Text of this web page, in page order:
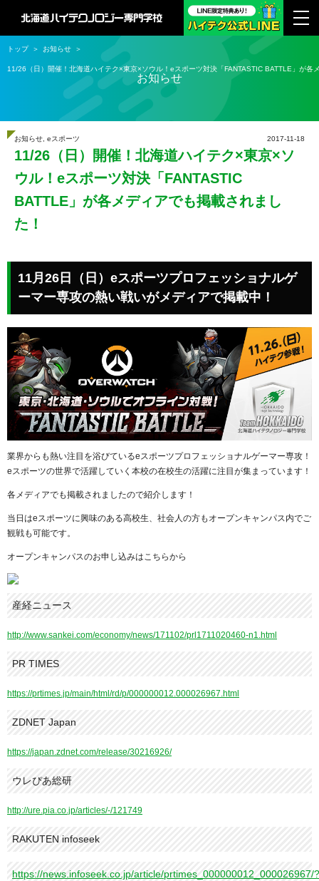
お知らせ
トップ お知らせ
11/26（日）開催！北海道ハイテク×東京×ソウル！eスポーツ対決「FANTASTIC BATTLE」が各
2017-11-18
お知らせ eスポーツ
11/26（日）開催！北海道ハイテク×東京×ソ
ウル！eスポーツ対決「FANTASTIC
BATTLE」が各メディアでも掲載されまし
た！
11月26日（日）eスポーツプロフェッショナルゲ
ーマー専攻の熱い戦いがメディアで掲載中！
業界からも熱い注目を浴びているeスポーツプロフェッショナルゲーマー専攻！
eスポーツの世界で活躍していく本校の在校生の活躍に注目が集まっています！
各メディアでも掲載されましたので紹介します！
当日はeスポーツに興味のある高校生、社会人の方もオープンキャンパス内でご
観戦も可能です。
オープンキャンパスのお申し込みはこちらから
産経ニュース
http://www.sankei.com/economy/news/171102/prl1711020460-n1.html
PR TIMES
https://prtimes.jp/main/html/rd/p/000000012.000026967.html
ZDNET Japan
https://japan.zdnet.com/release/30216926/
ウレぴあ総研
http://ure.pia.co.jp/articles/-/121749
RAKUTEN infoseek
https://news.infoseek.co.jp/article/prtimes_000000012_000026967/?